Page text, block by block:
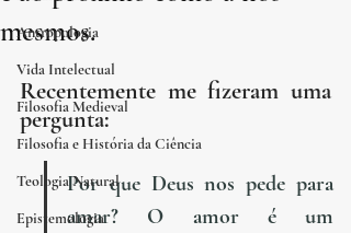
Antropologia
Vida Intelectual
Filosofia Medieval
Filosofia e História da Ciência
Teologia Natural
Epistemologia
mesmos.
Recentemente me fizeram uma
pergunta:
Por que Deus nos pede para
amar? O amor é um